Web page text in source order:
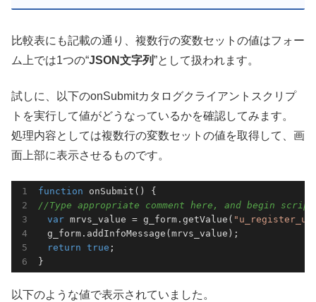
比較表にも記載の通り、複数行の変数セットの値はフォー
ム上では1つの“JSON文字列”として扱われます。
試しに、以下のonSubmitカタログクライアントスクリプ
トを実行して値がどうなっているかを確認してみます。
処理内容としては複数行の変数セットの値を取得して、画
面上部に表示させるものです。
function onSubmit ( )
//Type appropriate comment here, and begin script
var mrvs_value = g_form.getValue(
g_form.addInfoMessage(mrvs_value);
return
true ;
}
以下のような値で表示されていました。